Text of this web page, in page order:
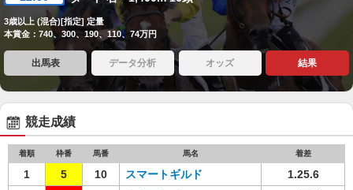
3歳以上 (混合)[指定] 定量
本賞金：740、300、190、110、74万円
出馬表 データ分析 オッズ 結果
競走成績
着順 枠番 馬番 馬名 着差
1 5 10 スマートギルド
1.25.6